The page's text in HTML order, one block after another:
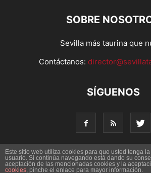
SOBRE
Sevilla más taurina que
Contáctanos:
SÍGUENOS
© Copyright 2016 - Sevilla Taurina.
Este sitio web utiliza cookies para que usted tenga
usuario. Si continúa navegando está dando su
aceptación de las mencionadas cookies y la
cookies, pinche el enlace para mayor información.